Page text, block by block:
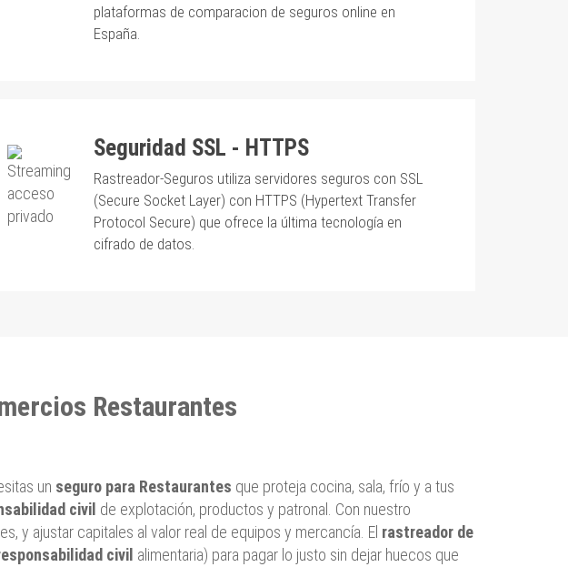
plataformas de comparacion de seguros online en
España.
Seguridad SSL - HTTPS
Rastreador-Seguros utiliza servidores seguros con SSL
(Secure Socket Layer) con HTTPS (Hypertext Transfer
Protocol Secure) que ofrece la última tecnología en
cifrado de datos.
Restaurantes
un seguro para Restaurantes que proteja cocina, sala, frío y a tus
civil de explotación, productos y patronal. Con nuestro
y ajustar capitales al valor real de equipos y mercancía. El rastreador de
civil alimentaria) para pagar lo justo sin dejar huecos que